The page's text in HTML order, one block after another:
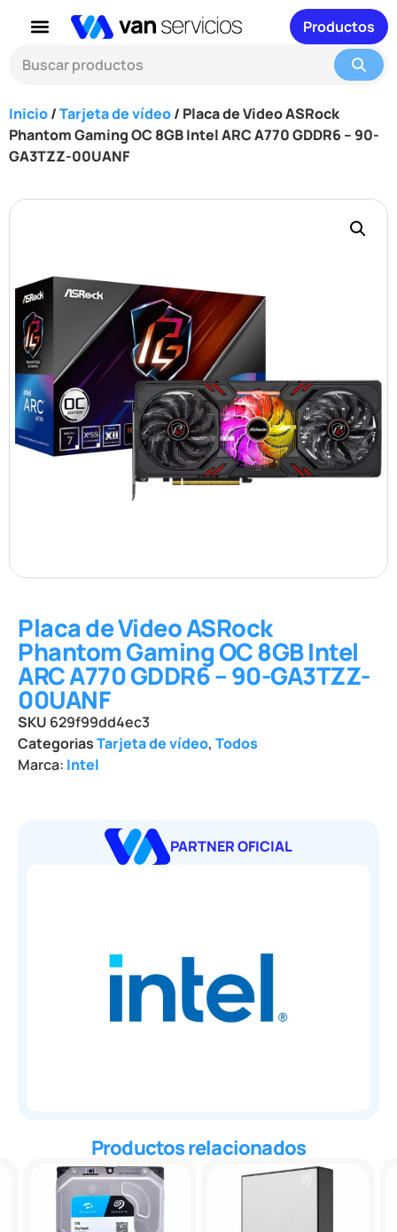
Productos
Inicio/Tarjeta de vídeo/ Placa de Video ASRock
Phantom Gaming OC 8GB Intel ARC A770 GDDR6 – 90-
GA3TZZ-00UANF
Placa de Video ASRock
Phantom Gaming OC 8GB Intel
ARC A770 GDDR6 – 90-GA3TZZ-
00UANF
SKU 629f99dd4ec3
CategoriasTarjeta de vídeo, Todos
Marca: Intel
PARTNER OFICIAL
Productos relacionados